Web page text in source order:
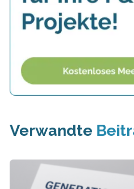
Verwandte